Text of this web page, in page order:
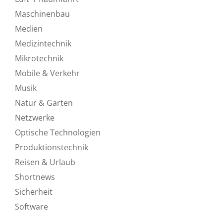
Maschinenbau
Medien
Medizintechnik
Mikrotechnik
Mobile & Verkehr
Musik
Natur & Garten
Netzwerke
Optische Technologien
Produktionstechnik
Reisen & Urlaub
Shortnews
Sicherheit
Software